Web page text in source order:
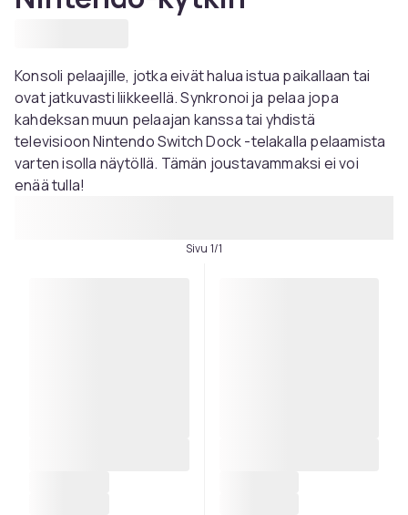
Konsoli pelaajille, jotka eivät halua istua paikallaan tai
ovat jatkuvasti liikkeellä. Synkronoi ja pelaa jopa
kahdeksan muun pelaajan kanssa tai yhdistä
televisioon Nintendo Switch Dock -telakalla pelaamista
varten isolla näytöllä. Tämän joustavammaksi ei voi
enää tulla!
Sivu 1/1